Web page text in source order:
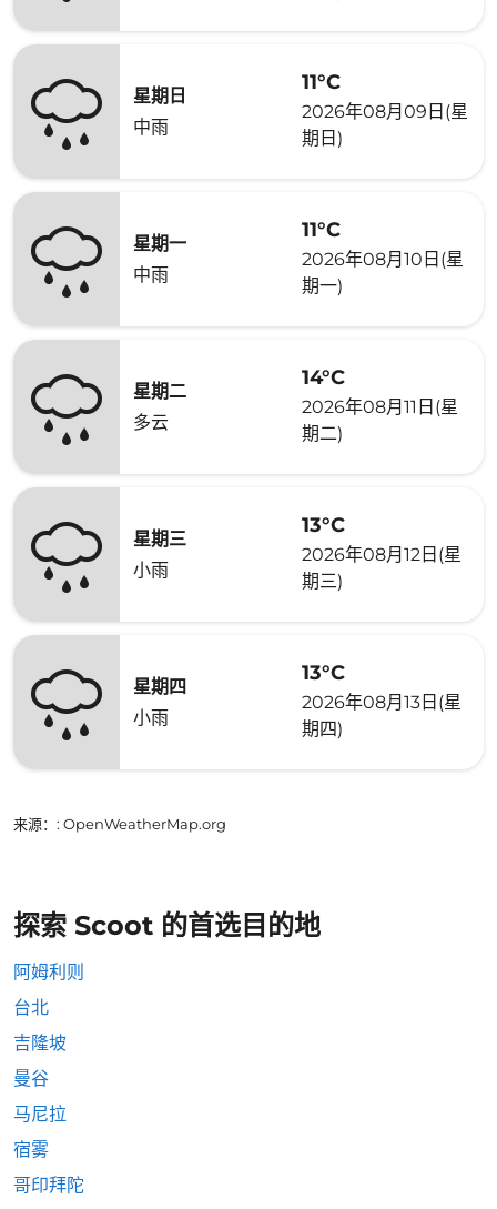
星期日
中雨
11°C
2026年08月09日(星
期日)
星期一
中雨
11°C
2026年08月10日(星
期一)
星期二
多云
14°C
2026年08月11日(星
期二)
星期三
小雨
13°C
2026年08月12日(星
期三)
星期四
小雨
13°C
2026年08月13日(星
期四)
来源： : OpenWeatherMap.org
探索 Scoot 的首选目的地
阿姆利则
台北
吉隆坡
曼谷
马尼拉
宿雾
哥印拜陀